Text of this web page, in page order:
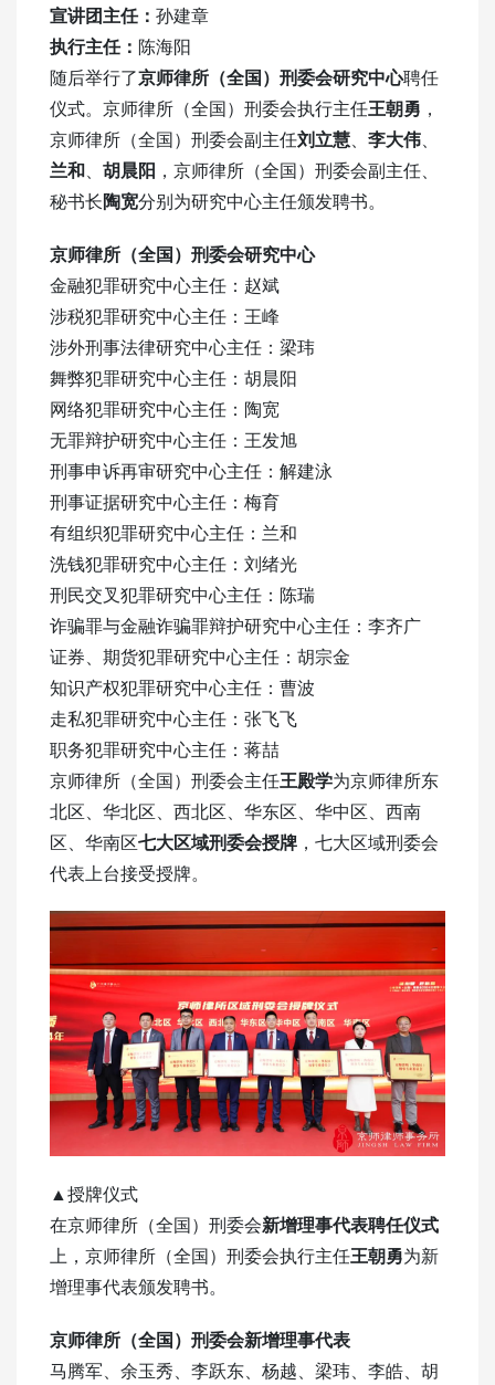
宣讲团主任： 孙建章
执行主任： 陈海阳
随后举行了京师律所（全国）刑委会研究中心聘任
仪式。京师律所（全国）刑委会执行主任王朝勇 ，
京师律所（全国）刑委会副主任刘立慧、 李大伟、
兰和、 胡晨阳 ，京师律所（全国）刑委会副主任、
秘书长陶宽分别为研究中心主任颁发聘书。
京师律所（全国）刑委会研究中心
金融犯罪研究中心主任：赵斌
涉税犯罪研究中心主任：王峰
涉外刑事法律研究中心主任：梁玮
舞弊犯罪研究中心主任：胡晨阳
网络犯罪研究中心主任：陶宽
无罪辩护研究中心主任：王发旭
刑事申诉再审研究中心主任：解建泳
刑事证据研究中心主任：梅育
有组织犯罪研究中心主任：兰和
洗钱犯罪研究中心主任：刘绪光
刑民交叉犯罪研究中心主任：陈瑞
诈骗罪与金融诈骗罪辩护研究中心主任：李齐广
证券、期货犯罪研究中心主任：胡宗金
知识产权犯罪研究中心主任：曹波
走私犯罪研究中心主任：张飞飞
职务犯罪研究中心主任：蒋喆
京师律所（全国）刑委会主任王殿学为京师律所东
北区、华北区、西北区、华东区、华中区、西南
区、华南区七大区域刑委会授牌 ，七大区域刑委会
代表上台接受授牌。
▲授牌仪式
在京师律所（全国）刑委会新增理事代表聘任仪式
上，京师律所（全国）刑委会执行主任王朝勇为新
增理事代表颁发聘书。
京师律所（全国）刑委会新增理事代表
马腾军、余玉秀、李跃东、杨越、梁玮、李皓、胡